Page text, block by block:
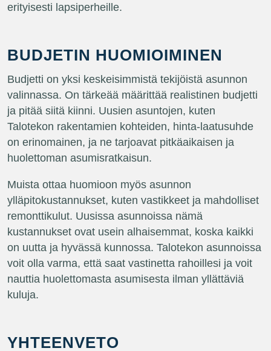
erityisesti lapsiperheille.
BUDJETIN HUOMIOIMINEN
Budjetti on yksi keskeisimmistä tekijöistä asunnon
valinnassa. On tärkeää määrittää realistinen budjetti
ja pitää siitä kiinni. Uusien asuntojen, kuten
Talotekon rakentamien kohteiden, hinta-laatusuhde
on erinomainen, ja ne tarjoavat pitkäaikaisen ja
huolettoman asumisratkaisun.
Muista ottaa huomioon myös asunnon
ylläpitokustannukset, kuten vastikkeet ja mahdolliset
remonttikulut. Uusissa asunnoissa nämä
kustannukset ovat usein alhaisemmat, koska kaikki
on uutta ja hyvässä kunnossa. Talotekon asunnoissa
voit olla varma, että saat vastinetta rahoillesi ja voit
nauttia huolettomasta asumisesta ilman yllättäviä
kuluja.
YHTEENVETO